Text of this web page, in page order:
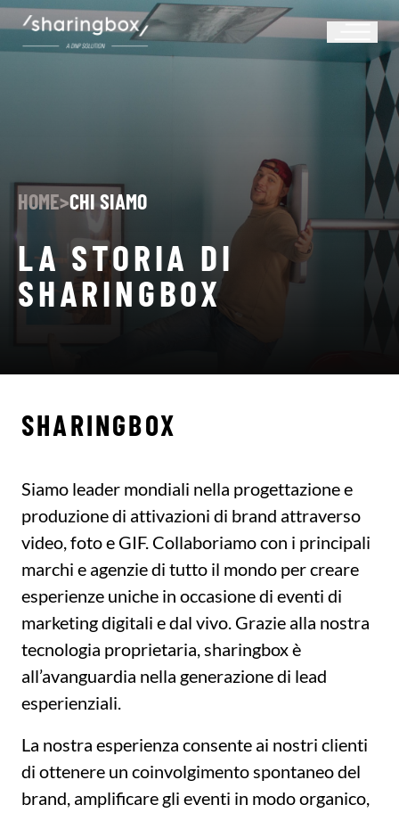
HOME>CHI SIAMO
LA STORIA DI
SHARINGBOX
SHARINGBOX
Siamo leader mondiali nella progettazione e
produzione di attivazioni di brand attraverso
video, foto e GIF. Collaboriamo con i principali
marchi e agenzie di tutto il mondo per creare
esperienze uniche in occasione di eventi di
marketing digitali e dal vivo. Grazie alla nostra
tecnologia proprietaria, sharingbox è
all’avanguardia nella generazione di lead
esperienziali.
La nostra esperienza consente ai nostri clienti
di ottenere un coinvolgimento spontaneo del
brand, amplificare gli eventi in modo organico,